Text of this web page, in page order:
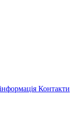
Контакти